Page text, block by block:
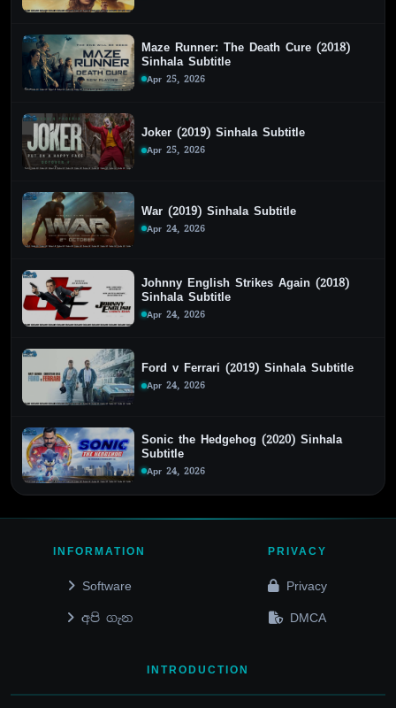
Maze Runner: The Death Cure (2018)
Sinhala Subtitle
Apr 25, 2026
Joker (2019) Sinhala Subtitle
Apr 25, 2026
War (2019) Sinhala Subtitle
Apr 24, 2026
Johnny English Strikes Again (2018)
Sinhala Subtitle
Apr 24, 2026
Ford v Ferrari (2019) Sinhala Subtitle
Apr 24, 2026
Sonic the Hedgehog (2020) Sinhala
Subtitle
Apr 24, 2026
INFORMATION
Software
අපි ගැන
PRIVACY
Privacy
DMCA
INTRODUCTION